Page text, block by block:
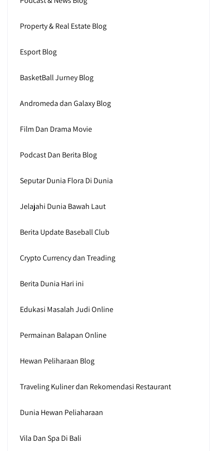
Property & Real Estate Blog
Esport Blog
BasketBall Jurney Blog
Andromeda dan Galaxy Blog
Film Dan Drama Movie
Podcast Dan Berita Blog
Seputar Dunia Flora Di Dunia
Jelajahi Dunia Bawah Laut
Berita Update Baseball Club
Crypto Currency dan Treading
Berita Dunia Hari ini
Edukasi Masalah Judi Online
Permainan Balapan Online
Hewan Peliharaan Blog
Traveling Kuliner dan Rekomendasi Restaurant
Dunia Hewan Peliaharaan
Vila Dan Spa Di Bali